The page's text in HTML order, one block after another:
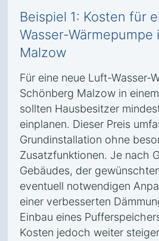
Beispiel 1: Kosten für
Wasser-
Malzow
Für eine neue Luft-Wasser-
Schönberg Malzow in
sollten Hausbesitzer
einplanen. Dieser Preis
Grundinstallation ohne
Zusatzfunktionen. Je nach
Gebäudes, der
eventuell notwendigen
einer verbesserten
Einbau eines
Kosten jedoch weiter